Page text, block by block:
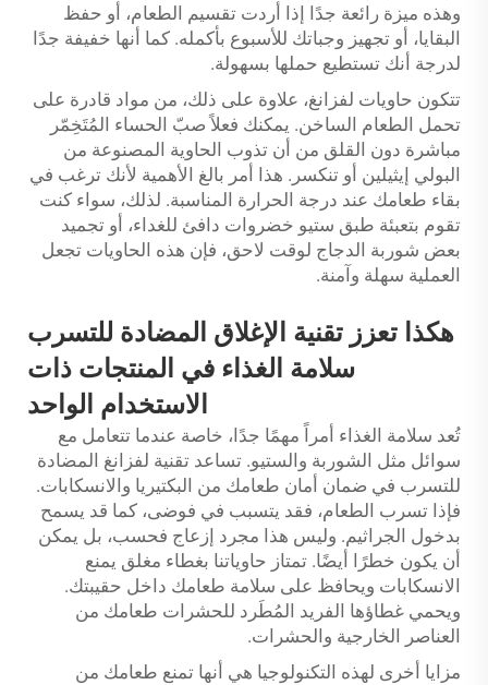
وهذه ميزة رائعة جدًا إذا أردت تقسيم الطعام، أو حفظ
البقايا، أو تجهيز وجباتك للأسبوع بأكمله. كما أنها خفيفة جدًا
لدرجة أنك تستطيع حملها بسهولة.
تتكون حاويات لفزانغ، علاوة على ذلك، من مواد قادرة على
تحمل الطعام الساخن. يمكنك فعلاً صبّ الحساء المُتَخِمّر
مباشرة دون القلق من أن تذوب الحاوية المصنوعة من
البولي إيثيلين أو تنكسر. هذا أمر بالغ الأهمية لأنك ترغب في
بقاء طعامك عند درجة الحرارة المناسبة. لذلك، سواء كنت
تقوم بتعبئة طبق ستيو خضروات دافئ للغداء، أو تجميد
بعض شوربة الدجاج لوقت لاحق، فإن هذه الحاويات تجعل
العملية سهلة وآمنة.
هكذا تعزز تقنية الإغلاق المضادة للتسرب
سلامة الغذاء في المنتجات ذات
الاستخدام الواحد
تُعد سلامة الغذاء أمراً مهمًا جدًا، خاصة عندما تتعامل مع
سوائل مثل الشوربة والستيو. تساعد تقنية لفزانغ المضادة
للتسرب في ضمان أمان طعامك من البكتيريا والانسكابات.
فإذا تسرب الطعام، فقد يتسبب في فوضى، كما قد يسمح
بدخول الجراثيم. وليس هذا مجرد إزعاج فحسب، بل يمكن
أن يكون خطرًا أيضًا. تمتاز حاوياتنا بغطاء مغلق يمنع
الانسكابات ويحافظ على سلامة طعامك داخل حقيبتك.
ويحمي غطاؤها الفريد المُطَرد للحشرات طعامك من
العناصر الخارجية والحشرات.
مزايا أخرى لهذه التكنولوجيا هي أنها تمنع طعامك من